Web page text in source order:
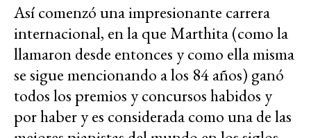
Así comenzó una impresionante carrera
internacional, en la que Marthita (como la
llamaron desde entonces y como ella misma
se sigue mencionando a los 84 años) ganó
todos los premios y concursos habidos y
por haber y es considerada como una de las